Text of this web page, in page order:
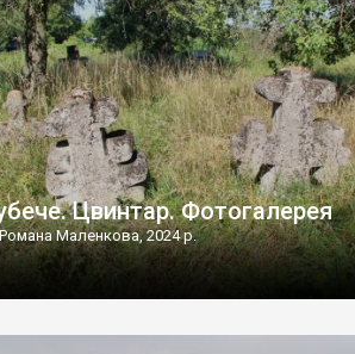
Цвинтар. Фотогалерея
Маленкова, 2024 р.